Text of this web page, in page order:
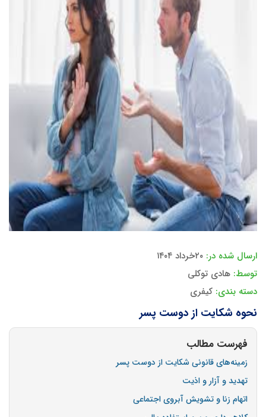
ارسال شده در: ۲۰خرداد ۱۴۰۴
توسط: هادی توکلی
دسته بندی: کیفری
نحوه شکایت از دوست پسر
فهرست مطالب
زمینه‌های قانونی شکایت از دوست پسر
تهدید و آزار و اذیت
اتهام زنا و تشویش آبروی اجتماعی